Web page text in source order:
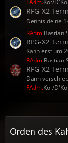
FAdm.Kor/
RPG-X2
Dennis deine
RAdm.Bastian
RPG-X2
Kann erst um
RAdm.Bastian
RPG-X2
Dann
FAdm.Kor/
Orden des